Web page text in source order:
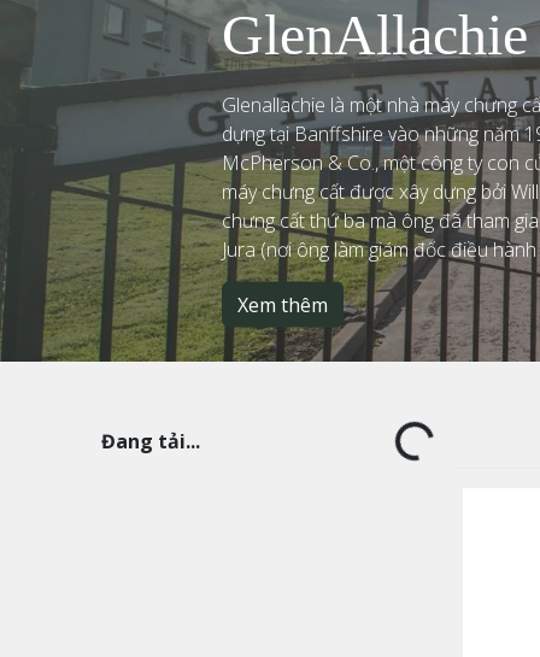
GlenAllachie
Glenallachie là một nhà máy chưng
dựng tại Banffshire vào những năm
McPherson & Co., một công ty con
máy chưng cất được xây dựng bởi
chưng cất thứ ba mà ông đã tham
Jura (nơi ông làm giám đốc điều
Xem thêm
Đang tải...